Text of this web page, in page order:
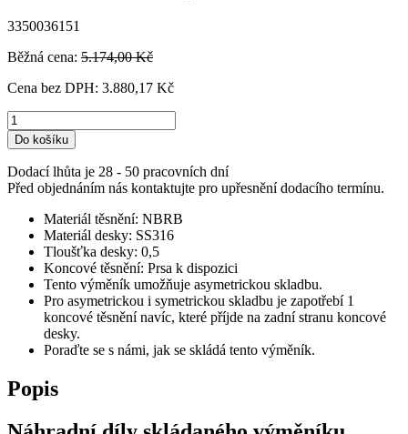
3350036151
Běžná cena: 5.174,00 Kč
Cena bez DPH: 3.880,17 Kč
Do košíku
Dodací lhůta je 28 - 50 pracovních dní
Před objednáním nás kontaktujte pro upřesnění dodacího termínu.
Materiál těsnění: NBRB
Materiál desky: SS316
Tloušťka desky: 0,5
Koncové těsnění: Prsa k dispozici
Tento výměník umožňuje asymetrickou skladbu.
Pro asymetrickou i symetrickou skladbu je zapotřebí 1
koncové těsnění navíc, které příjde na zadní stranu koncové
desky.
Poraďte se s námi, jak se skládá tento výměník.
Popis